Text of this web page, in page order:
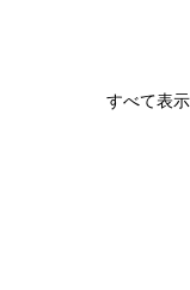
すべて表示